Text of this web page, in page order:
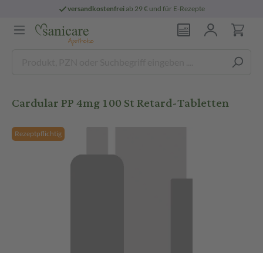
versandkostenfreiab 29 € und für E-Rezepte
Cardular PP 4mg 100 St Retard-Tabletten
Rezeptpflichtig